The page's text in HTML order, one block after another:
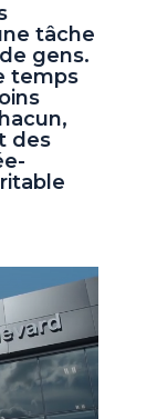
tâche
gens.
temps
des